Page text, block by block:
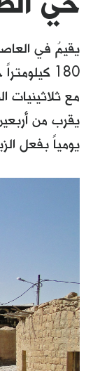
يقيمُ في
180
مع ثلاثينيات
يقرب من
يومياً بفعل